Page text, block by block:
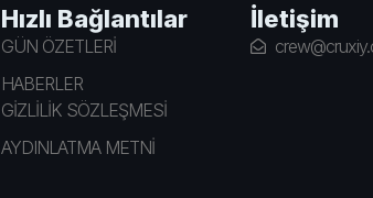
Hızlı Bağlantılar
GÜN ÖZETLERİ
HABERLER
GİZLİLİK SÖZLEŞMESİ
AYDINLATMA METNİ
İletişim